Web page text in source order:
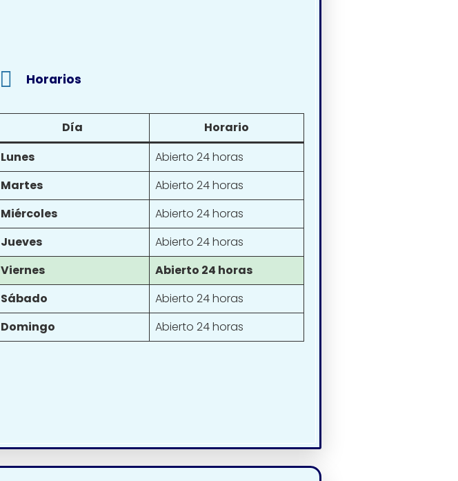
Horarios
Día
Horario
Lunes
Abierto 24 horas
Martes
Abierto 24 horas
Miércoles
Abierto 24 horas
Jueves
Abierto 24 horas
Viernes
Abierto 24 horas
Sábado
Abierto 24 horas
Domingo
Abierto 24 horas